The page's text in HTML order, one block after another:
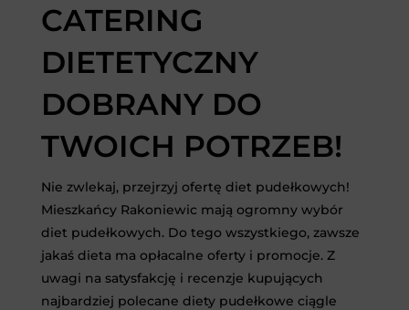
CATERING
DIETETYCZNY
DOBRANY DO
TWOICH POTRZEB!
Nie zwlekaj, przejrzyj ofertę diet pudełkowych!
Mieszkańcy Rakoniewic mają ogromny wybór
diet pudełkowych. Do tego wszystkiego, zawsze
jakaś dieta ma opłacalne oferty i promocje. Z
uwagi na satysfakcję i recenzje kupujących
najbardziej polecane diety pudełkowe ciągle